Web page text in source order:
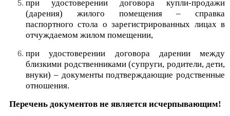
при удостоверении договора купли-продажи
(дарения) жилого помещения – справка
паспортного стола о зарегистрированных лицах в
отчуждаемом жилом помещении,
при удостоверении договора дарении между
близкими родственниками (супруги, родители, дети,
внуки) – документы подтверждающие родственные
отношения.
Перечень документов не является исчерпывающим!